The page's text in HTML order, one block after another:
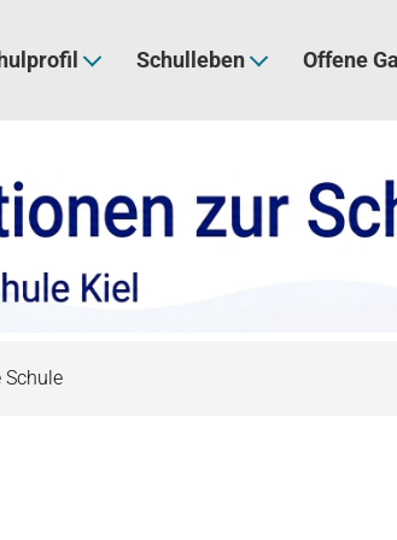
Schulleben Offene
Schule